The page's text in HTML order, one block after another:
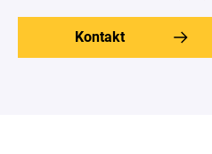
Kontakt